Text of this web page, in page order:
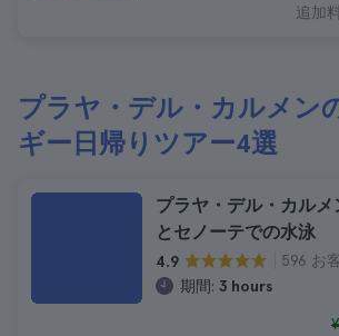
追加
プラヤ・デル・カルメン
ギー日帰りツアー4選
プラヤ・デル・カル
とセノーテでの水泳
4.9
596 お
期間: 3 hours